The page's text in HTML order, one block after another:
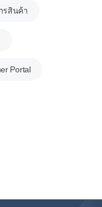
รสินค้า
Portal